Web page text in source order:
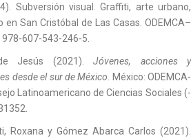
Subversión visual. Graffiti, arte urbano,
San Cristóbal de Las Casas. ODEMCA–
978-607-543-246-5.
de Jesús (2021).Jóvenes, acciones y
desde el sur de México . México: ODEMCA-
Latinoamericano de Ciencias Sociales (-
Roxana y Gómez Abarca Carlos (2021).